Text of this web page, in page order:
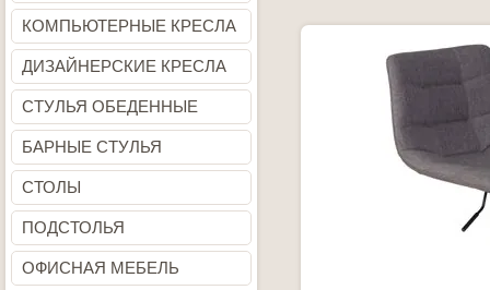
КОМПЬЮТЕРНЫЕ КРЕСЛА
ДИЗАЙНЕРСКИЕ КРЕСЛА
СТУЛЬЯ ОБЕДЕННЫЕ
БАРНЫЕ СТУЛЬЯ
СТОЛЫ
ПОДСТОЛЬЯ
ОФИСНАЯ МЕБЕЛЬ